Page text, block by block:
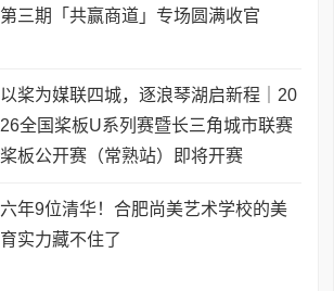
第三期「共赢商道」专场圆满收官
以桨为媒联四城，逐浪琴湖启新程｜20
26全国桨板U系列赛暨长三角城市联赛
桨板公开赛（常熟站）即将开赛
六年9位清华！合肥尚美艺术学校的美
育实力藏不住了